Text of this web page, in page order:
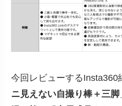
今回レビューするInsta360
ニ見えない自撮り棒＋三脚